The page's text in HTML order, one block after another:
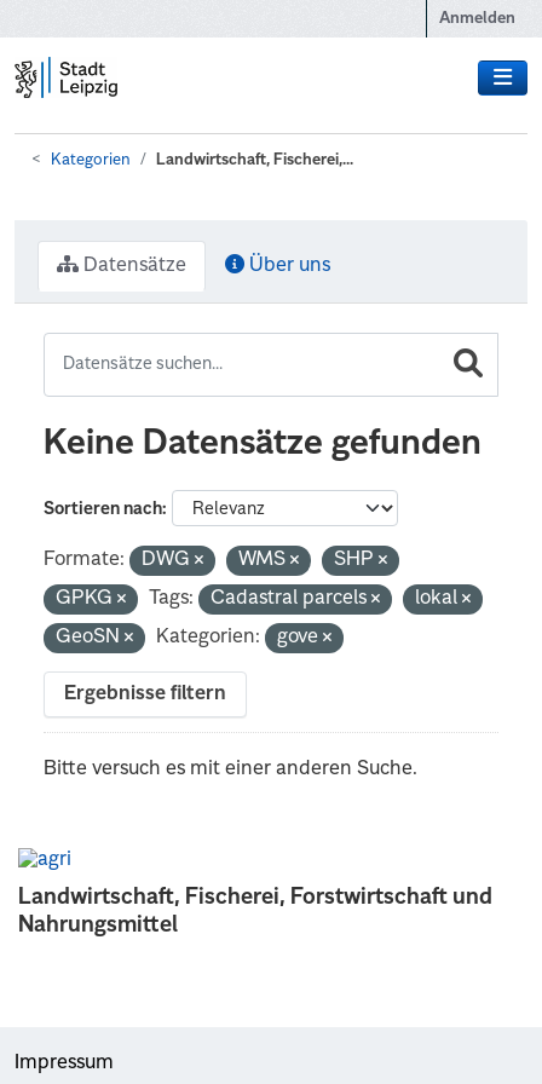
Anmelden
Kategorien Landwirtschaft, Fischerei,...
Landwirtschaft, Fischerei, Forstwirtschaft und
Nahrungsmittel
Datensätze Über uns
Keine Datensätze gefunden
Sortieren nach
Formate: DWG WMS
SHP
GPKG
Tags: Cadastral parcels
lokal
GeoSN
Kategorien: gove
Ergebnisse filtern
Bitte versuch es mit einer anderen Suche.
Impressum